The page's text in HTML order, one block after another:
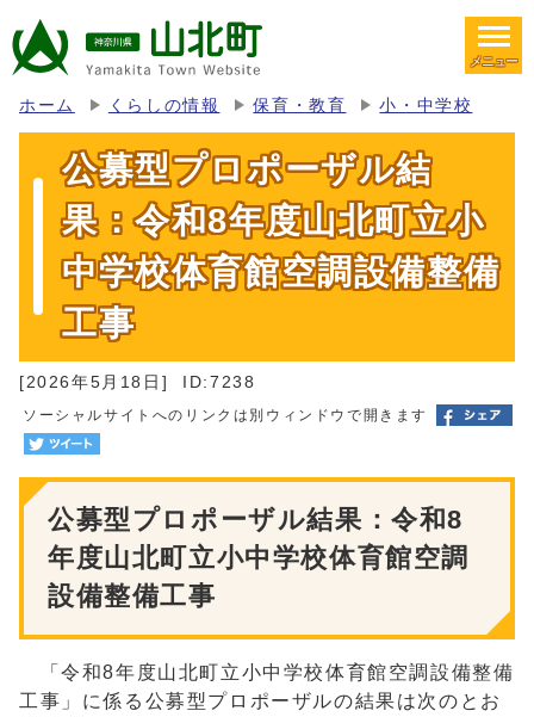
メニュー
ホーム くらしの情報 保育・教育 小・中学校
公募型プロポーザル結
果：令和8年度山北町立小
中学校体育館空調設備整備
工事
[2026年5月18日] ID:7238
ソーシャルサイトへのリンクは別ウィンドウで開きます
公募型プロポーザル結果：令和8
年度山北町立小中学校体育館空調
設備整備工事
「令和8年度山北町立小中学校体育館空調設備整備
工事」に係る公募型プロポーザルの結果は次のとお